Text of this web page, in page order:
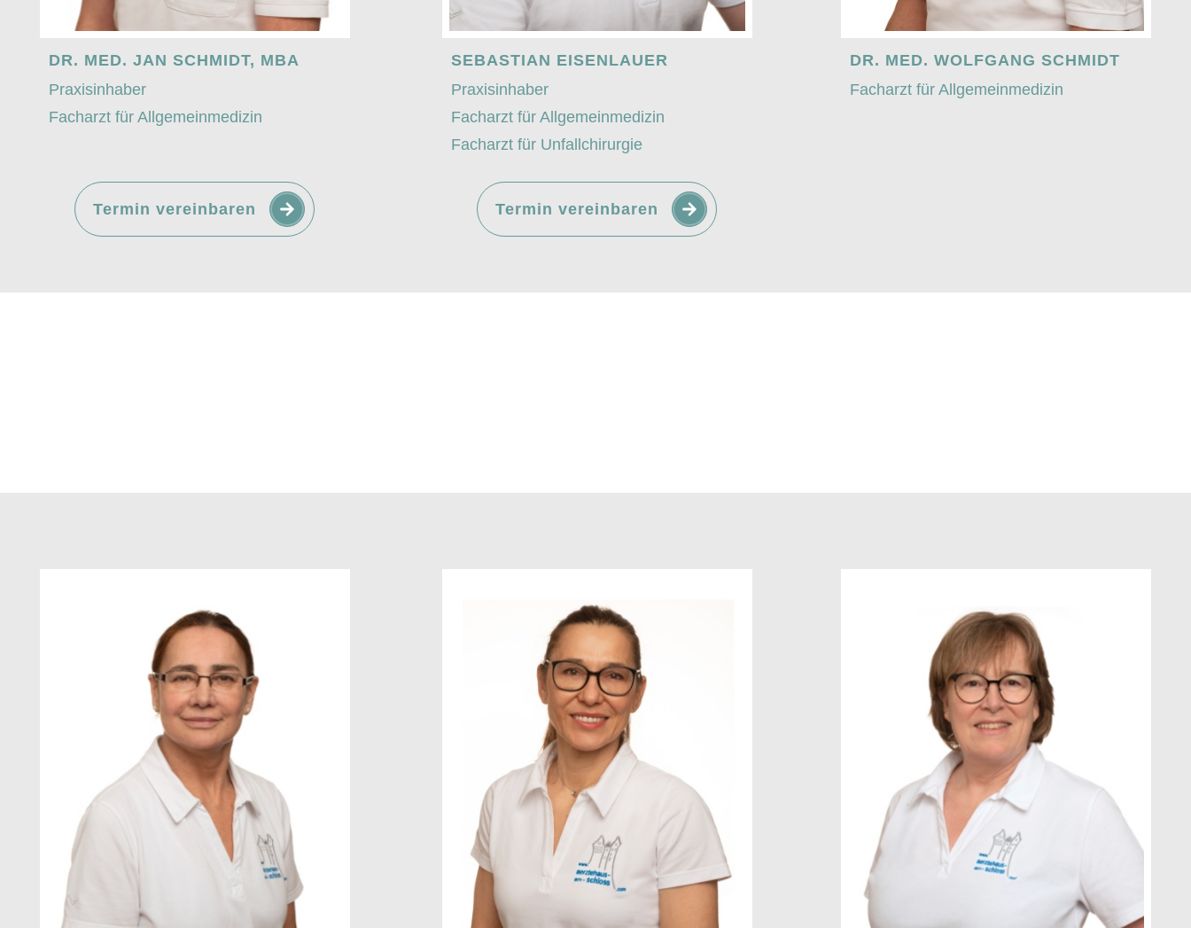
DR. MED. JAN SCHMIDT, MBA
Praxisinhaber
Facharzt für Allgemeinmedizin
Termin vereinbaren
SEBASTIAN EISENLAUER
Praxisinhaber
Facharzt für Allgemeinmedizin
Facharzt für Unfallchirurgie
Termin vereinbaren
DR. MED. WOLFGANG SCHMIDT
Facharzt für Allgemeinmedizin
als Anästhesistin tätig,
Weiterbildungsbezeichnungen für
Notfallmedizin, spezielle
anästhesiologische Intensivmedizin
und Palliativmedizin. Im Praxisteam
seit 2018.